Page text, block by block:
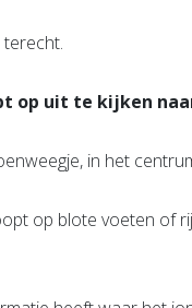
op uit te kijken
in het
op blote voeten of